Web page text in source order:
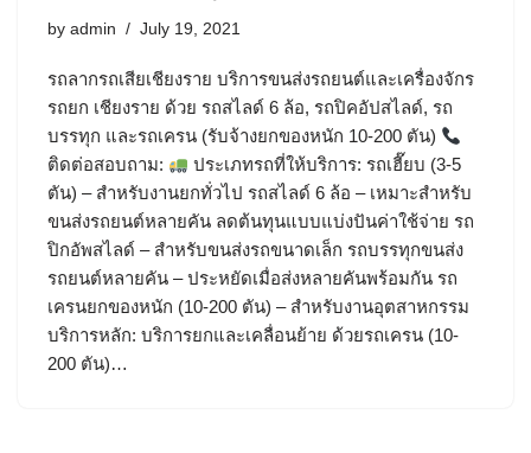
by admin July 19, 2021
รถลากรถเสียเชียงราย บริการขนส่งรถยนต์และเครื่องจักร
รถยก เชียงราย ด้วย รถสไลด์ 6 ล้อ, รถปิคอัปสไลด์, รถ
บรรทุก และรถเครน (รับจ้างยกของหนัก 10-200 ตัน)
ติดต่อสอบถาม:
ประเภทรถที่ให้บริการ: รถเฮี๊ยบ (3-5
ตัน) – สำหรับงานยกทั่วไป รถสไลด์ 6 ล้อ – เหมาะสำหรับ
ขนส่งรถยนต์หลายคัน ลดต้นทุนแบบแบ่งปันค่าใช้จ่าย รถ
ปิกอัพสไลด์ – สำหรับขนส่งรถขนาดเล็ก รถบรรทุกขนส่ง
รถยนต์หลายคัน – ประหยัดเมื่อส่งหลายคันพร้อมกัน รถ
เครนยกของหนัก (10-200 ตัน) – สำหรับงานอุตสาหกรรม
บริการหลัก: บริการยกและเคลื่อนย้าย ด้วยรถเครน (10-
200 ตัน)…